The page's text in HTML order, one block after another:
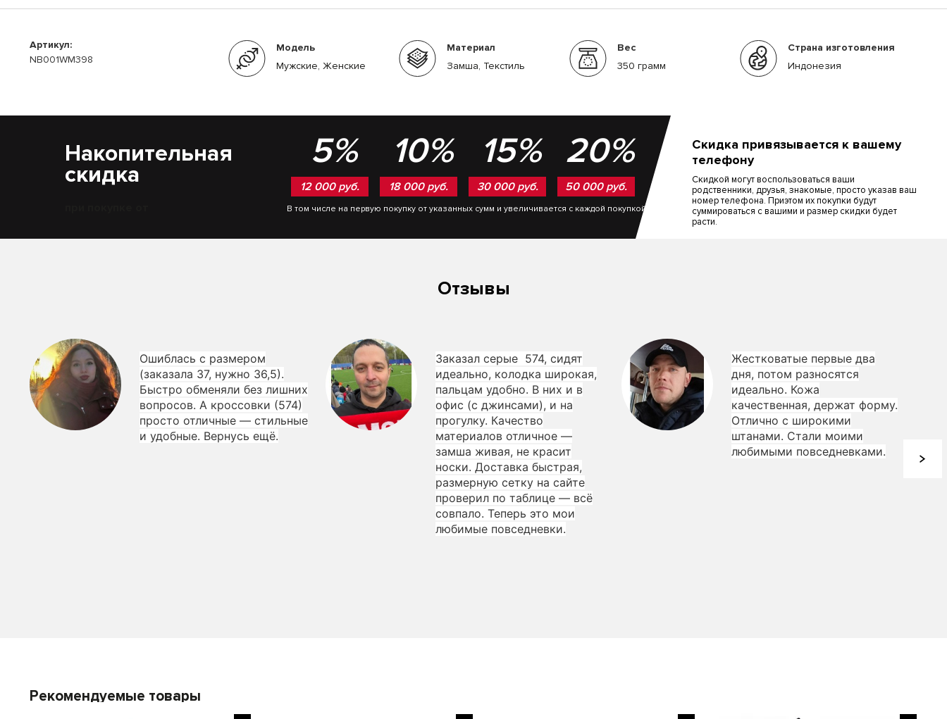
Артикул:
NB001WM398
Модель
Мужские, Женские
Материал
Замша, Текстиль
Вес
350 грамм
Страна изготовления
Индонезия
Накопительная
скидка
5%
12 000 руб.
10%
18 000 руб.
15%
30 000 руб.
20%
50 000 руб.
В том числе на первую покупку от указанных сумм и увеличивается с каждой покупкой
Скидка привязывается к вашему
телефону
Скидкой могут воспользоваться ваши
родственники, друзья, знакомые, просто указав ваш
номер телефона. Приэтом их покупки будут
суммироваться с вашими и размер скидки будет
расти.
Отзывы
Ошиблась с размером
(заказала 37, нужно 36,5).
Быстро обменяли без лишних
вопросов. А кроссовки (574)
просто отличные — стильные
и удобные. Вернусь ещё.
Заказал серые 574, сидят
идеально, колодка широкая,
пальцам удобно. В них и в
офис (с джинсами), и на
прогулку. Качество
материалов отличное —
замша живая, не красит
носки. Доставка быстрая,
размерную сетку на сайте
проверил по таблице — всё
совпало. Теперь это мои
любимые повседневки.
Жестковатые первые два
дня, потом разносятся
идеально. Кожа
качественная, держат форму.
Отлично с широкими
штанами. Стали моими
любимыми повседневками.
Рекомендуемые товары